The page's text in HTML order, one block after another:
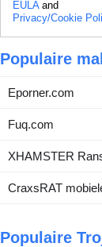
EULAand
Privacy/Cookie
Populaire
Eporner.com
Fuq.com
XHAMSTER
CraxsRAT
Populaire